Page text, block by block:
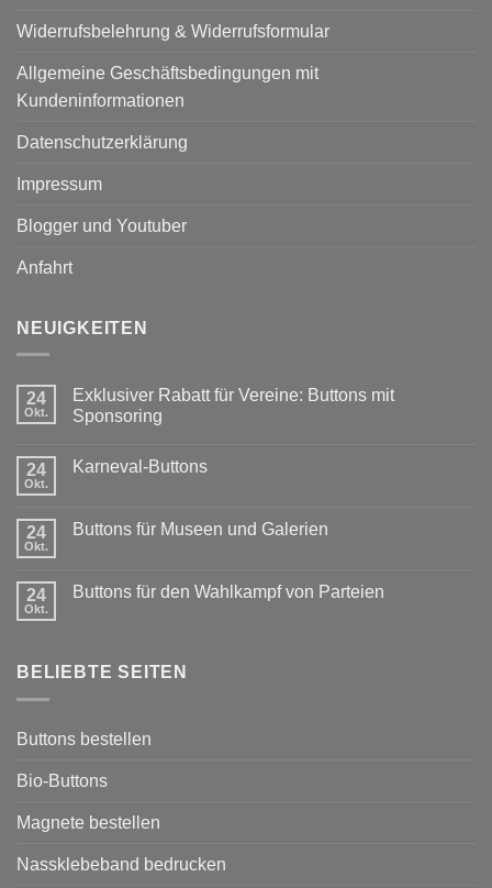
Widerrufsbelehrung & Widerrufsformular
Allgemeine Geschäftsbedingungen mit
Kundeninformationen
Datenschutzerklärung
Impressum
Blogger und Youtuber
Anfahrt
NEUIGKEITEN
24
Okt.
Exklusiver Rabatt für Vereine: Buttons mit
Sponsoring
zu
Vereine:
Buttons
24
Okt.
Karneval-Buttons
Karneval-
24
Okt.
Buttons für Museen und Galerien
Buttons
24
Okt.
Buttons für den Wahlkampf von Parteien
für
BELIEBTE SEITEN
Buttons bestellen
Bio-Buttons
Magnete bestellen
Nassklebeband bedrucken